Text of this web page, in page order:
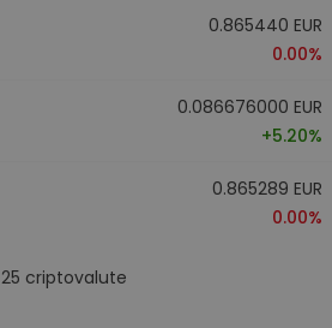
0.865440 EUR
0.00%
0.086676000 EUR
+5.20%
0.865289 EUR
0.00%
25 criptovalute